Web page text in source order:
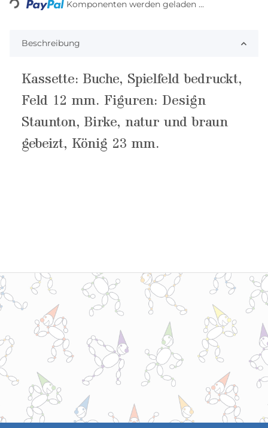
Komponenten werden geladen ...
Beschreibung
Kassette: Buche, Spielfeld bedruckt,
Feld 12 mm. Figuren: Design
Staunton, Birke, natur und braun
gebeizt, König 23 mm.